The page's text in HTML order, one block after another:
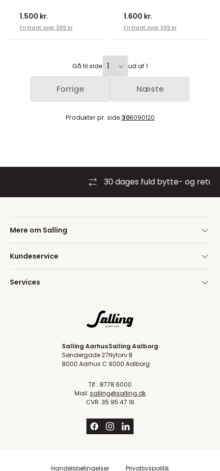
1.500 kr.
Fri fragt over 399 kr
1.600 kr.
Fri fragt over 399 kr
Gå til side ud af 1
Forrige Næste
Produkter pr. side:306090120
30 dages fuld bytte- og retur
Mere om Salling
Kundeservice
Services
Salling Aarhus
Søndergade 27
8000 Aarhus C
Salling Aalborg
Nytorv 8
9000 Aalborg
Tlf.: 8778 6000
Mail: salling@salling.dk
CVR: 35 95 47 16
Handelsbetingelser Privatlivspolitik